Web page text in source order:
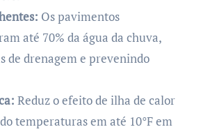
Os pavimentos
até 70% da água da chuva,
de drenagem e prevenindo
Reduz o efeito de ilha de calor
temperaturas em até 10°F em